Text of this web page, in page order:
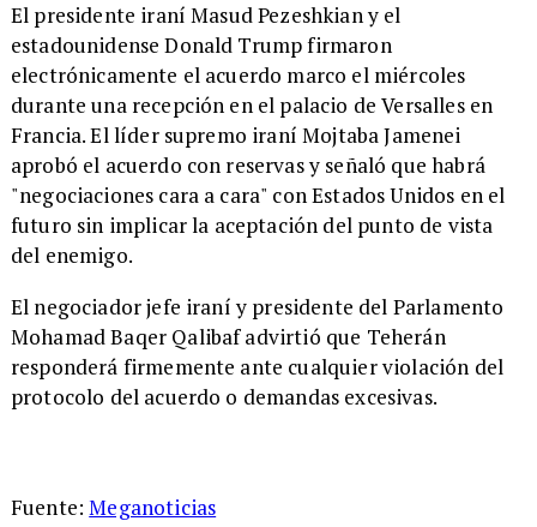
El presidente iraní Masud Pezeshkian y el
estadounidense Donald Trump firmaron
electrónicamente el acuerdo marco el miércoles
durante una recepción en el palacio de Versalles en
Francia. El líder supremo iraní Mojtaba Jamenei
aprobó el acuerdo con reservas y señaló que habrá
"negociaciones cara a cara" con Estados Unidos en el
futuro sin implicar la aceptación del punto de vista
del enemigo.
El negociador jefe iraní y presidente del Parlamento
Mohamad Baqer Qalibaf advirtió que Teherán
responderá firmemente ante cualquier violación del
protocolo del acuerdo o demandas excesivas.
Fuente:Meganoticias